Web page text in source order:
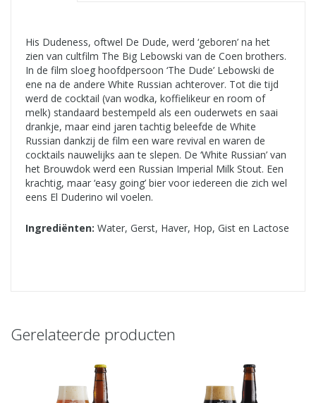
His Dudeness, oftwel De Dude, werd ‘geboren’ na het
zien van cultfilm The Big Lebowski van de Coen brothers.
In de film sloeg hoofdpersoon ‘The Dude’ Lebowski de
ene na de andere White Russian achterover. Tot die tijd
werd de cocktail (van wodka, koffielikeur en room of
melk) standaard bestempeld als een ouderwets en saai
drankje, maar eind jaren tachtig beleefde de White
Russian dankzij de film een ware revival en waren de
cocktails nauwelijks aan te slepen. De ‘White Russian’ van
het Brouwdok werd een Russian Imperial Milk Stout. Een
krachtig, maar ‘easy going’ bier voor iedereen die zich wel
eens El Duderino wil voelen.
Ingrediënten: Water, Gerst, Haver, Hop, Gist en Lactose
Gerelateerde producten